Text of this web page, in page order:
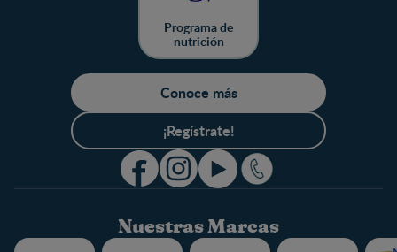
Programa de
nutrición
Conoce más
¡Regístrate!
Nuestras Marcas